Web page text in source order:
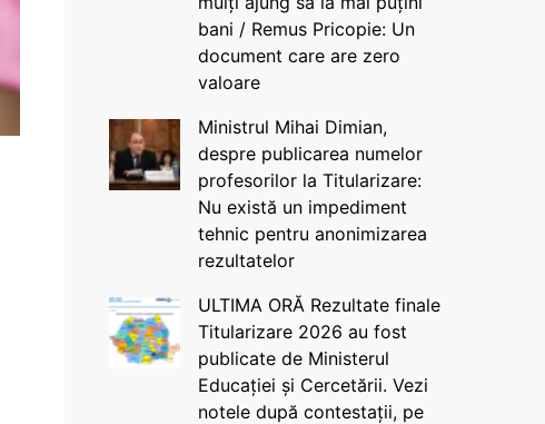
bani / Remus Pricopie: Un
document care are zero
valoare
Ministrul Mihai Dimian,
despre publicarea numelor
profesorilor la Titularizare:
Nu există un impediment
tehnic pentru anonimizarea
rezultatelor
ULTIMA ORĂ Rezultate finale
Titularizare 2026 au fost
publicate de Ministerul
Educației și Cercetării. Vezi
notele după contestații, pe